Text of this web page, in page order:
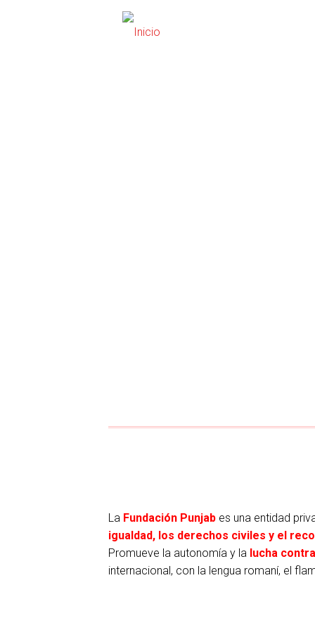
La Fundación Punjab es una entidad
igualdad, los derechos civiles y el
Promueve la autonomía y la lucha
internacional, con la lengua romaní, el